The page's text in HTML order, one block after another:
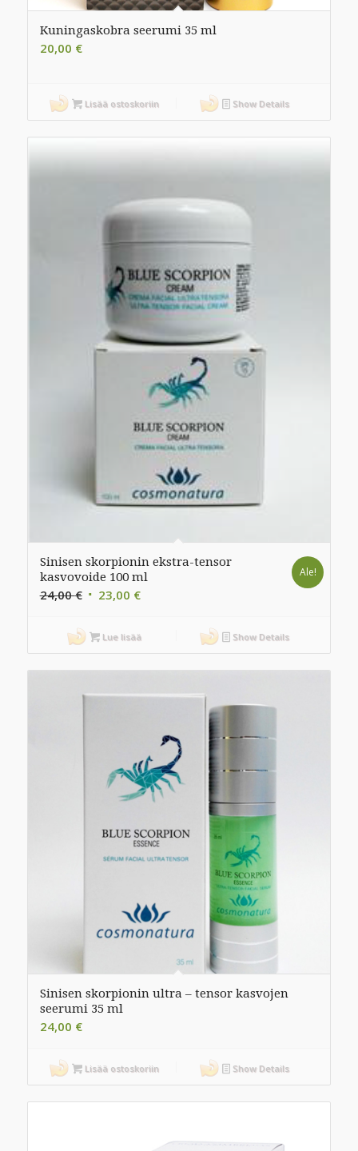
Kuningaskobra seerumi 35 ml
20,00 €
Lisää ostoskoriin Show Details
Sinisen skorpionin ekstra-tensor
kasvovoide 100 ml
24,00€ Alkuperäinen
oli:
24,00 €.
23,00 €Nykyinen
on:
23,00 €.
Ale!
Lue lisää Show Details
Sinisen skorpionin ultra – tensor kasvojen
seerumi 35 ml
24,00 €
Lisää ostoskoriin Show Details